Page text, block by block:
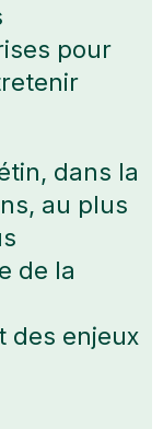
pour
dans la
au plus
de la
des enjeux